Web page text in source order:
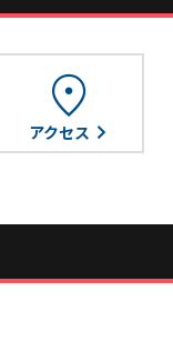
location_on
アクセス